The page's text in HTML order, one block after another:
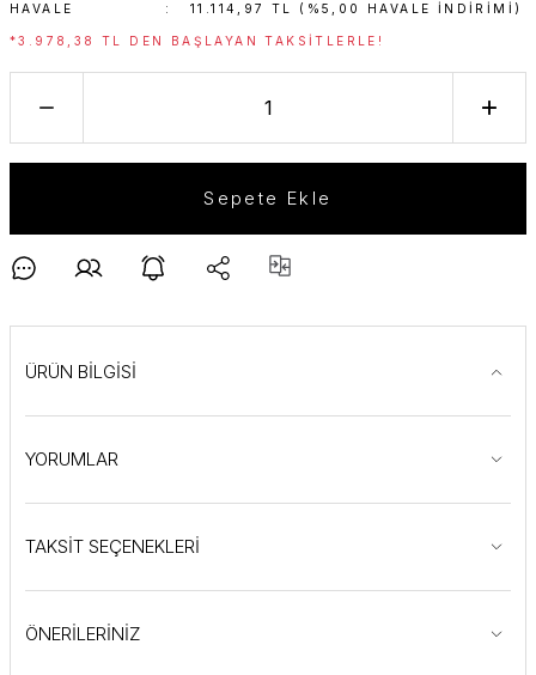
HAVALE 11.114,97 TL (%5,00 HAVALE INDIRIMI)
*3.978,38 TL DEN BAŞLAYAN TAKSITLERLE!
Sepete Ekle
ÜRÜN BİLGİSİ
YORUMLAR
TAKSİT SEÇENEKLERİ
ÖNERİLERİNİZ